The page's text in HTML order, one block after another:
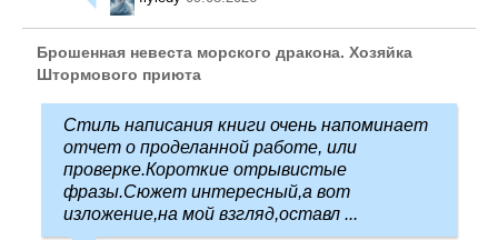
Брошенная невеста морского дракона. Хозяйка
Штормового приюта
Стиль написания книги очень напоминает
отчет о проделанной работе, или
проверке.Короткие отрывистые
фразы.Сюжет интересный,а вот
изложение,на мой взгляд,оставл ...